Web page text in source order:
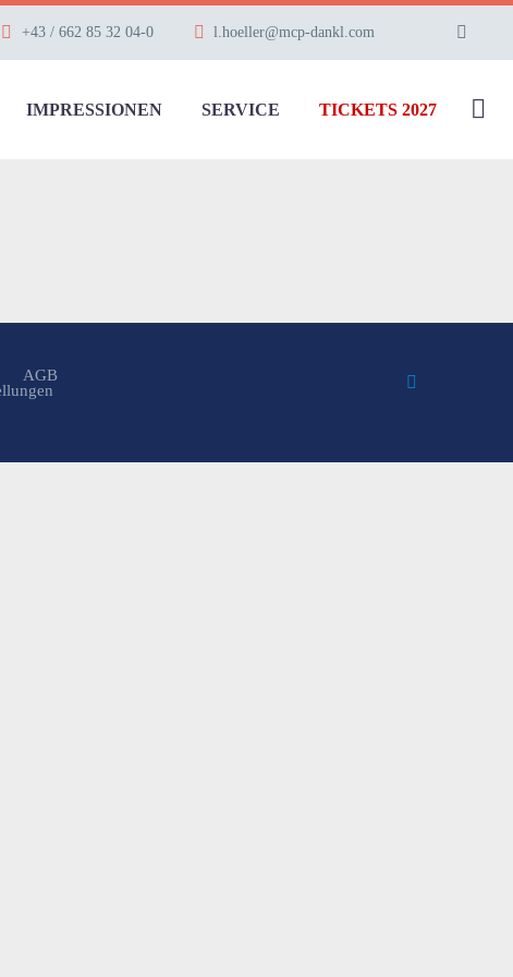
+43 / 662 85 32 04-0 l.hoeller@mcp-dankl.com
IMPRESSIONEN SERVICE TICKETS 2027
AGB